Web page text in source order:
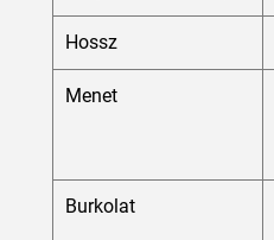
Hossz
Menet
Burkolat